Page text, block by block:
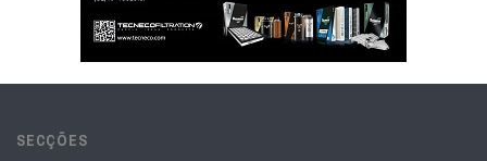
SECÇÕES